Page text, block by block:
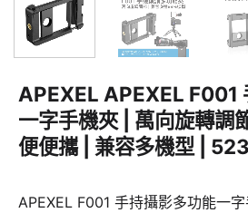
APEXEL APEXEL F001
一字手機夾 | 萬向旋轉調
便便攜 | 兼容多機型 |
APEXEL F001 手持攝影多功能一